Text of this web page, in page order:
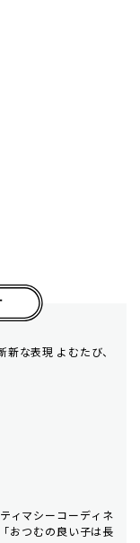
な表現 よむたび、
ィマシーコーディネ
おつむの良い子は長